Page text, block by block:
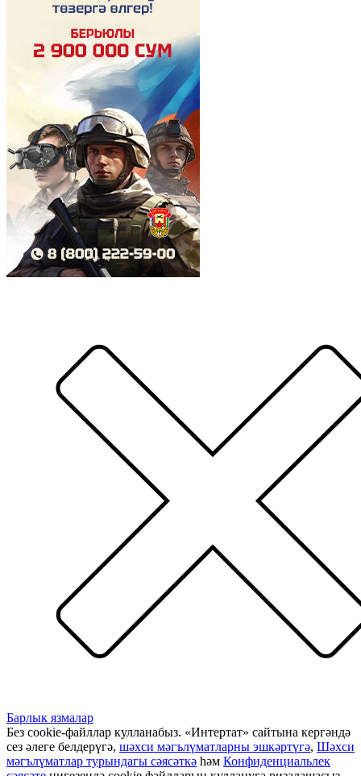
Барлык язмалар
Без cookie-файллар кулланабыз. «Интертат» сайтына кергәндә
сез әлеге белдерүгә, шәхси мәгълүматларны эшкәртүгә, Шәхси
мәгълүматлар турындагы сәясәткә һәм Конфиденциальлек